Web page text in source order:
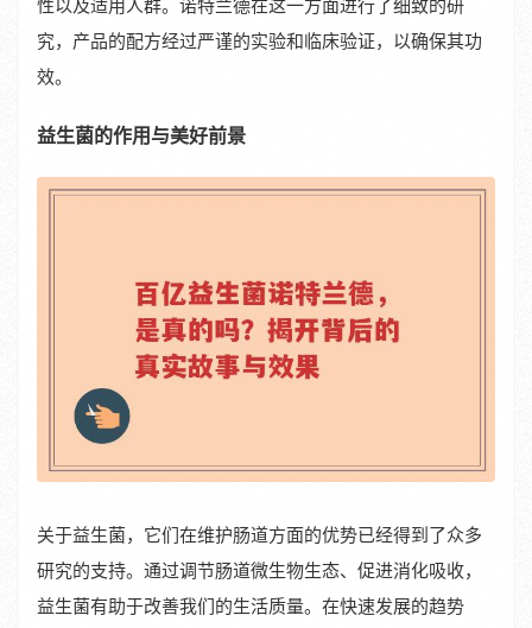
性以及适用人群。诺特兰德在这一方面进行了细致的研
究，产品的配方经过严谨的实验和临床验证，以确保其功
效。
益生菌的作用与美好前景
关于益生菌，它们在维护肠道方面的优势已经得到了众多
研究的支持。通过调节肠道微生物生态、促进消化吸收，
益生菌有助于改善我们的生活质量。在快速发展的趋势